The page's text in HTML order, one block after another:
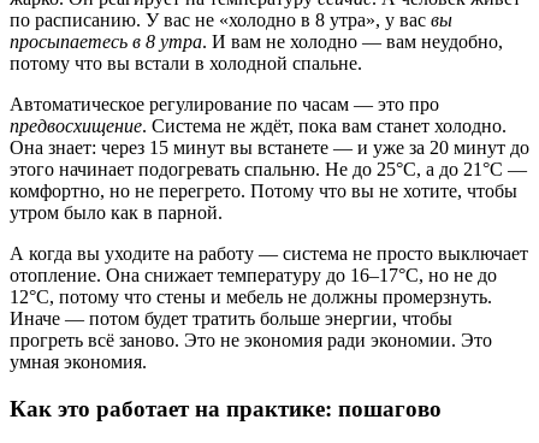
по расписанию. У вас не «холодно в 8 утра», у вас вы
просыпаетесь в 8 утра. И вам не холодно — вам неудобно,
потому что вы встали в холодной спальне.
Автоматическое регулирование по часам — это про
предвосхищение. Система не ждёт, пока вам станет холодно.
Она знает: через 15 минут вы встанете — и уже за 20 минут до
этого начинает подогревать спальню. Не до 25°C, а до 21°C —
комфортно, но не перегрето. Потому что вы не хотите, чтобы
утром было как в парной.
А когда вы уходите на работу — система не просто выключает
отопление. Она снижает температуру до 16–17°C, но не до
12°C, потому что стены и мебель не должны промерзнуть.
Иначе — потом будет тратить больше энергии, чтобы
прогреть всё заново. Это не экономия ради экономии. Это
умная экономия.
Как это работает на практике: пошагово